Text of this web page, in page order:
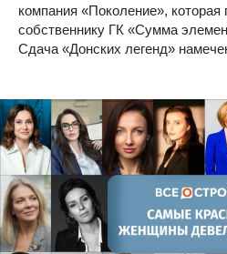
компания «Поколение», которая
собственнику ГК «Сумма
Сдача «Донских легенд»